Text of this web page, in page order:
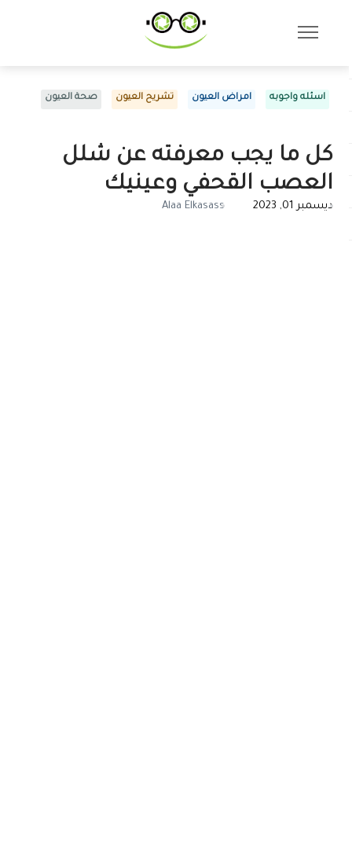
اسئله واجوبه امراض العيون تشريح العيون صحة العيون
كل ما يجب معرفته عن شلل
العصب القحفي وعينيك
ديسمبر 01, 2023 Alaa Elkasass